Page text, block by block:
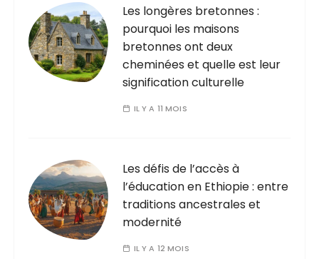
Les longères bretonnes :
pourquoi les maisons
bretonnes ont deux
cheminées et quelle est leur
signification culturelle
IL Y A 11 MOIS
Les défis de l’accès à
l’éducation en Ethiopie : entre
traditions ancestrales et
modernité
IL Y A 12 MOIS